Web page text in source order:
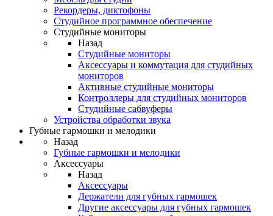
Рекордеры, диктофоны
Студийное программное обеспечение
Студийные мониторы
Назад
Студийные мониторы
Аксессуары и коммутация для студийных
мониторов
Активные студийные мониторы
Контроллеры для студийных мониторов
Студийные сабвуферы
Устройства обработки звука
Губные гармошки и мелодики
Назад
Губные гармошки и мелодики
Аксессуары
Назад
Аксессуары
Держатели для губных гармошек
Другие аксессуары для губных гармошек